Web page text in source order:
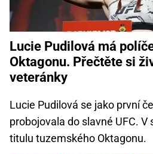
Lucie Pudilová má
Oktagonu. Přečtěte si
veteránky
Lucie Pudilová se jako první
probojovala do slavné UFC.
titulu tuzemského Oktagonu.